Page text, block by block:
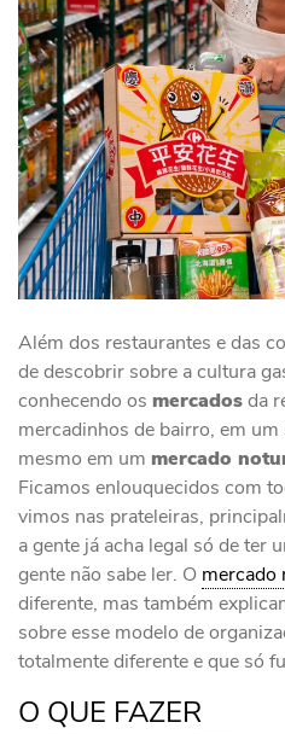
Além dos restaurantes e das
de descobrir sobre a cultura
conhecendo os mercadosda
mercadinhos de bairro, em
mesmo em um mercado
Ficamos enlouquecidos com
vimos nas prateleiras,
a gente já acha legal só de ter
gente não sabe ler. O mercado
diferente, mas também
sobre esse modelo de
totalmente diferente e que só
O QUE FAZER